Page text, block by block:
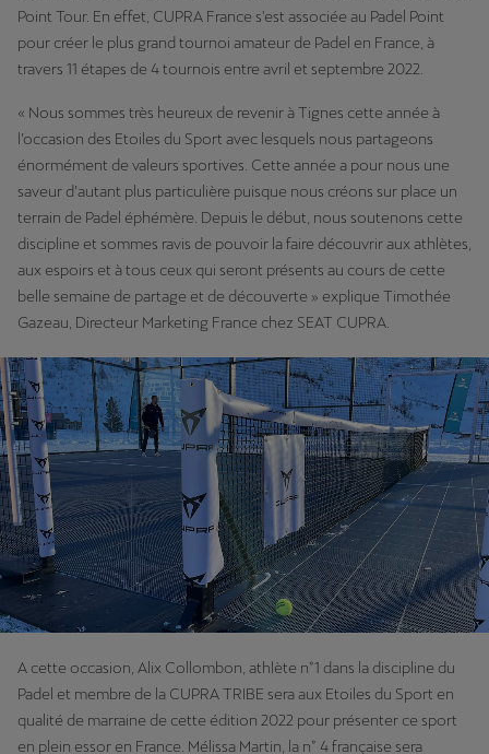
Point Tour. En effet, CUPRA France s'est associée au Padel Point
pour créer le plus grand tournoi amateur de Padel en France, à
travers 11 étapes de 4 tournois entre avril et septembre 2022.
« Nous sommes très heureux de revenir à Tignes cette année à
l’occasion des Etoiles du Sport avec lesquels nous partageons
énormément de valeurs sportives. Cette année a pour nous une
saveur d’autant plus particulière puisque nous créons sur place un
terrain de Padel éphémère. Depuis le début, nous soutenons cette
discipline et sommes ravis de pouvoir la faire découvrir aux athlètes,
aux espoirs et à tous ceux qui seront présents au cours de cette
belle semaine de partage et de découverte » explique Timothée
Gazeau, Directeur Marketing France chez SEAT CUPRA.
A cette occasion, Alix Collombon, athlète n°1 dans la discipline du
Padel et membre de la CUPRA TRIBE sera aux Etoiles du Sport en
qualité de marraine de cette édition 2022 pour présenter ce sport
en plein essor en France. Mélissa Martin, la n° 4 française sera